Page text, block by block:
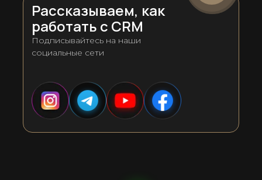
Рассказываем, как
работать с CRM
Подписывайтесь на наши
социальные сети